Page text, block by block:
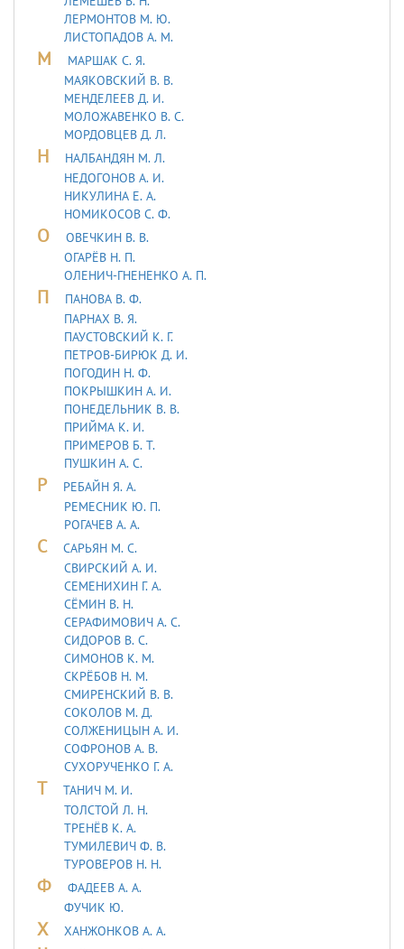
ЛЕРМОHТОВ М. Ю.
ЛИСТОПАДОВ А. М.
М
МАРШАК С. Я.
МАЯКОВСКИЙ В. В.
МЕНДЕЛЕЕВ Д. И.
МОЛОЖАВEHКО В. С.
МОРДОВЦЕВ Д. Л.
Н
НАЛБАНДЯН М. Л.
НЕДОГОНОВ А. И.
НИКУЛИНА Е. А.
НОМИКОСОВ С. Ф.
О
ОВЕЧКИН В. В.
ОГАРЁВ Н. П.
ОЛЕНИЧ-ГНЕНЕНКО А. П.
П
ПАНОВА В. Ф.
ПАРНАХ В. Я.
ПАУСТОВСКИЙ К. Г.
ПЕТРОВ-БИРЮК Д. И.
ПОГОДИН Н. Ф.
ПОКРЫШКИН А. И.
ПОНЕДЕЛЬНИК В. В.
ПРИЙМА К. И.
ПРИМЕРОВ Б. Т.
ПУШКИН А. С.
Р
РЕБАЙН Я. А.
РЕМЕСНИК Ю. П.
РОГАЧЕВ А. А.
С
САРЬЯH М. С.
СВИРСКИЙ А. И.
СЕМЕНИХИН Г. А.
СЁМИН В. Н.
СЕРАФИМОВИЧ А. С.
СИДОРОВ В. С.
СИМОНОВ К. М.
СКРЁБОВ Н. М.
СМИРЕНСКИЙ В. В.
СОКОЛОВ М. Д.
СОЛЖЕНИЦЫН А. И.
СОФРОНОВ А. В.
СУХОРУЧЕНКО Г. А.
Т
ТАHИЧ М. И.
ТОЛСТОЙ Л. Н.
ТРЕНЁВ К. А.
ТУМИЛЕВИЧ Ф. В.
ТУРОВЕРОВ Н. Н.
Ф
ФАДЕЕВ А. А.
ФУЧИК Ю.
Х ХАНЖОНКОВ А. А.